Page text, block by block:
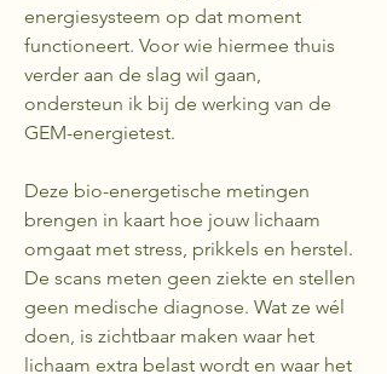
energiesysteem op dat moment
functioneert. Voor wie hiermee thuis
verder aan de slag wil gaan,
ondersteun ik bij de werking van de
GEM-energietest.
Deze bio-energetische metingen
brengen in kaart hoe jouw lichaam
omgaat met stress, prikkels en herstel.
De scans meten geen ziekte en stellen
geen medische diagnose. Wat ze wél
doen, is zichtbaar maken waar het
lichaam extra belast wordt en waar het